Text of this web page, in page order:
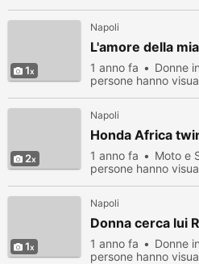
1
Napoli
L'amore della
1 anno fa Donne
persone hanno
2
Napoli
Honda Africa
1 anno fa Moto e
persone hanno
1
Napoli
Donna cerca lui
1 anno fa Donne
persone hanno